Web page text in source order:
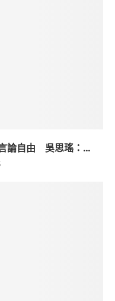
論自由 吳思瑤：...